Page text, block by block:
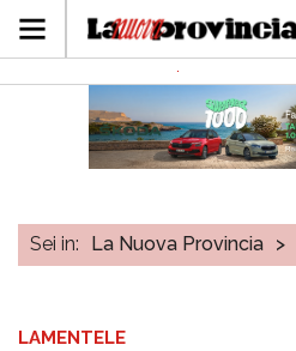
Sei in: La Nuova Provincia >
LAMENTELE